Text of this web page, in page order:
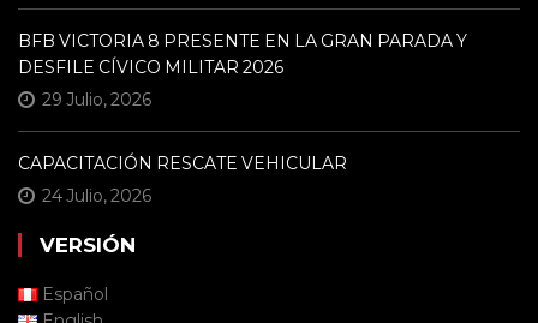
BFB VICTORIA 8 PRESENTE EN LA GRAN PARADA Y
DESFILE CÍVICO MILITAR 2026
29 Julio, 2026
CAPACITACIÓN RESCATE VEHICULAR
24 Julio, 2026
VERSIÓN
Español